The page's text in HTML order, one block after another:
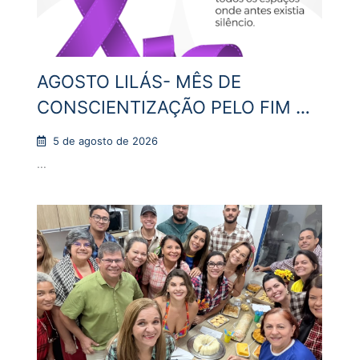
AGOSTO LILÁS- MÊS DE
CONSCIENTIZAÇÃO PELO FIM DA
VIOLÊNCIA CONTRA A MULHER
5 de agosto de 2026
...